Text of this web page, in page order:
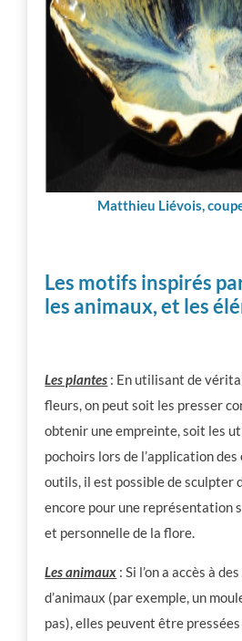
Matthieu Liévois,
Les motifs inspirés
les animaux, et les
Les plantes : En utilisant de
fleurs, on peut soit les presser
obtenir une empreinte, soit les
pochoirs lors de l’application des
outils, il est possible de sculpter
encore pour une représentation
et personnelle de la flore.
Les animaux : Si l’on a accès à
d’animaux (par exemple, un
pas), elles peuvent être